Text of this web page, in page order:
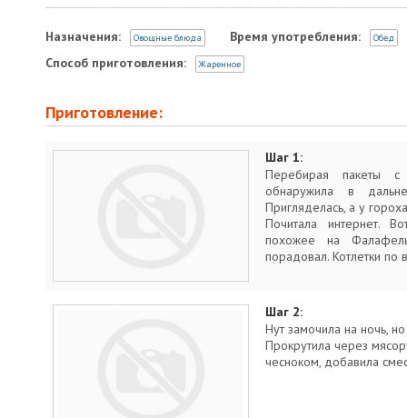
Назначения: Овощные блюда Время употребления: Обед
Способ приготовления: Жаренное
Приготовление:
Шаг 1:
Перебирая пакеты
обнаружила в
Пригляделась, а у
Почитала интернет.
похожее на
порадовал. Котлетки по
Шаг 2:
Нут замочила на ночь,
Прокрутила через
чесноком, добавила